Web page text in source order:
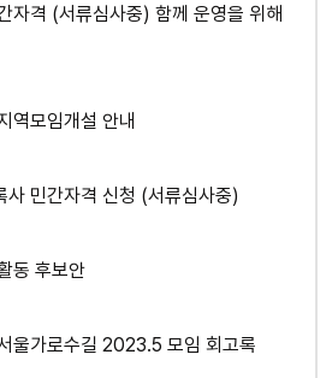
자격 (서류심사중) 함께 운영을 위해
역모임개설 안내
사 민간자격 신청 (서류심사중)
동 후보안
울가로수길 2023.5 모임 회고록